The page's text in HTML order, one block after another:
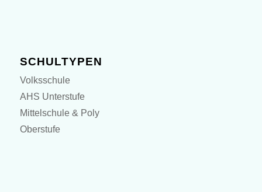
SCHULTYPEN
Volksschule
AHS Unterstufe
Mittelschule & Poly
Oberstufe